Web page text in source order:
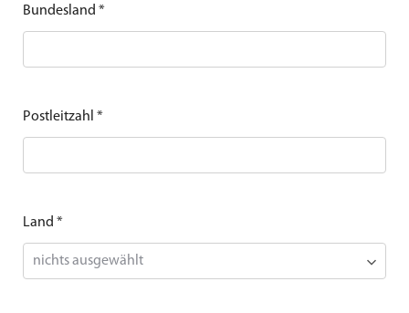
Bundesland *
Postleitzahl *
Land *